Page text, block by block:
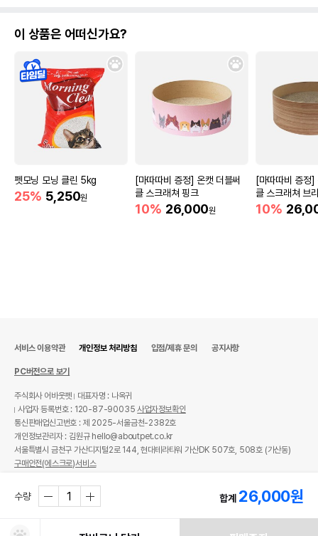
이 상품은 어떠신가요?
펫모닝 모닝 클린 5kg
25% 5,250원
[마따따비 증정] 온캣 더블써
클 스크래쳐 핑크
10% 26,000원
[마따따비 증정]
클 스크래쳐 브
10%
수량 합계 26,000원
서비스 이용약관 개인정보 처리방침 입점/제휴 문의 공지사항
PC버전으로 보기
주식회사 어바웃펫
대표자명 : 나옥귀
사업자 등록번호 : 120-87-90035사업자정보확인
통신판매업신고번호 : 제 2025-서울금천-2382호
개인정보관리자 : 김원규 hello@aboutpet.co.kr
서울특별시 금천구 가산디지털2로 144, 현대테라타워 가산DK 507호, 508호 (가산동)
구매안전(에스크로)서비스